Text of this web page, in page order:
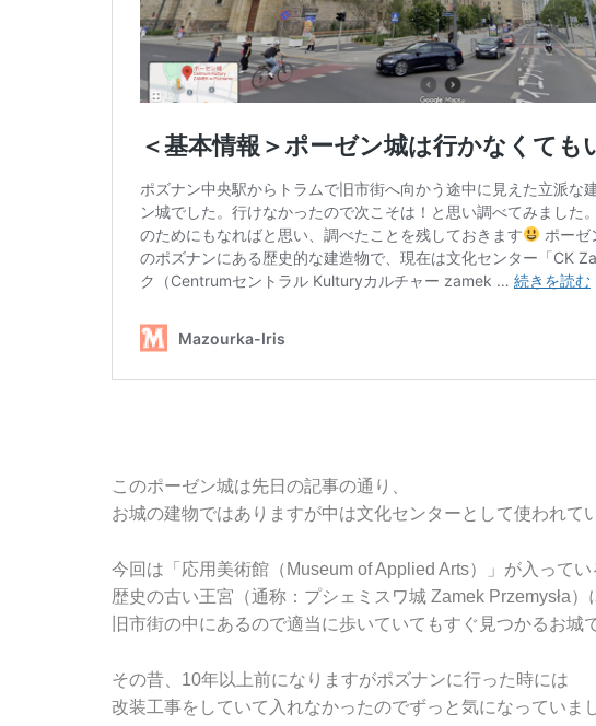
このポーゼン城は先日の記事の通り、
お城の建物ではありますが中は文化センターとして使われて
今回は「応用美術館（Museum of Applied Arts）」が入ってい
歴史の古い王宮（通称：プシェミスワ城 Zamek Przemysła）
旧市街の中にあるので適当に歩いていてもすぐ見つかるお城
その昔、10年以上前になりますがポズナンに行った時には
改装工事をしていて入れなかったのでずっと気になっていま